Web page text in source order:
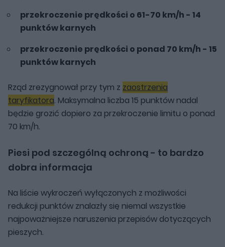
przekroczenie prędkości o 61-70 km/h - 14
punktów karnych
przekroczenie prędkości o ponad 70 km/h - 15
punktów karnych
Rząd zrezygnował przy tym z zaostrzenia
taryfikatora. Maksymalna liczba 15 punktów nadal
będzie grozić dopiero za przekroczenie limitu o ponad
70 km/h.
Piesi pod szczególną ochroną - to bardzo
dobra informacja
Na liście wykroczeń wyłączonych z możliwości
redukcji punktów znalazły się niemal wszystkie
najpoważniejsze naruszenia przepisów dotyczących
pieszych.